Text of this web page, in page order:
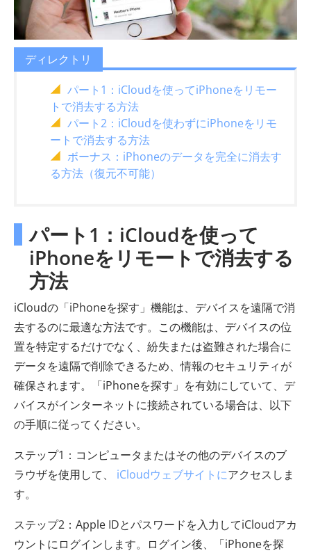
ディレクトリ
パート1：iCloudを使ってiPhoneをリモー
トで消去する方法
パート2：iCloudを使わずにiPhoneをリモ
ートで消去する方法
ボーナス：iPhoneのデータを完全に消去す
る方法（復元不可能）
パート1：iCloudを使って
iPhoneをリモートで消去する
方法
iCloudの「iPhoneを探す」機能は、デバイスを遠隔で消
去するのに最適な方法です。この機能は、デバイスの位
置を特定するだけでなく、紛失または盗難された場合に
データを遠隔で削除できるため、情報のセキュリティが
確保されます。「iPhoneを探す」を有効にしていて、デ
バイスがインターネットに接続されている場合は、以下
の手順に従ってください。
ステップ1：コンピュータまたはその他のデバイスのブ
ラウザを使用して、 iCloudウェブサイトにアクセスしま
す。
ステップ2：Apple IDとパスワードを入力してiCloudアカ
ウントにログインします。ログイン後、「iPhoneを探